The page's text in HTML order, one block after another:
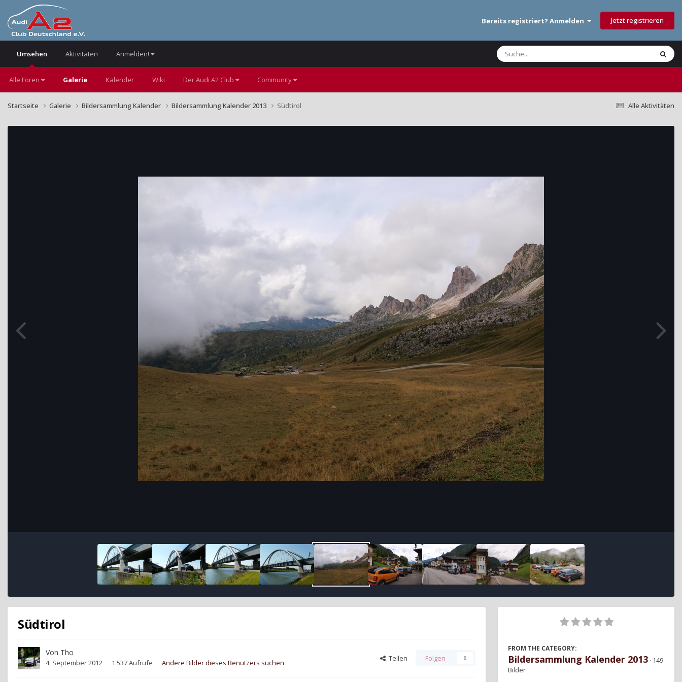
Bereits registriert? Anmelden Jetzt registrieren
Umsehen
Alle Foren Galerie Kalender Wiki Der Audi A2 Club Community
Aktivitäten Anmelden!
Alle Aktivitäten
Startseite Galerie Bildersammlung Kalender Bildersammlung Kalender 2013 Südtirol
Südtirol
Von Tho
4. September 2012 1.537 Aufrufe Andere Bilder dieses Benutzers suchen
Teilen Folgen 0
FROM THE CATEGORY:
Bildersammlung Kalender 2013 · 149
Bilder